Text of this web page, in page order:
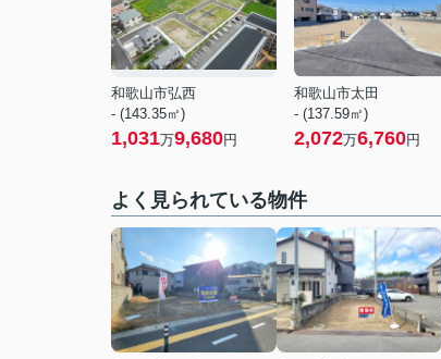
和歌山市弘西
- (143.35㎡)
1,031万9,680円
和歌山市太田
- (137.59㎡)
2,072万6,760円
よく見られている物件